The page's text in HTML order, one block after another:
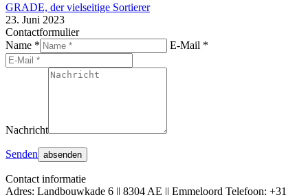
GRADE, der vielseitige Sortierer
23. Juni 2023
Contactformulier
Name *
E-Mail *
Nachricht
Senden
Contact informatie
Adres: Landbouwkade 6 || 8304 AE || Emmeloord Telefoon: +31